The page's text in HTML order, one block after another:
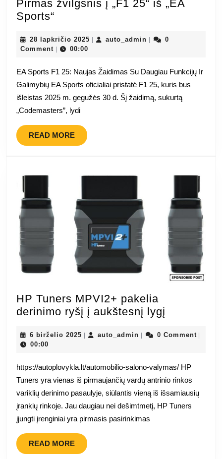
Pirmas žvilgsnis į „F1 25“ iš „EA
Sports“
į
„F1
25“
iš
„EA
Sports“
28 lapkričio 2025 28
auto_admin auto_admin
0
Comment
00:00
EA Sports F1 25: Naujas Žaidimas Su Daugiau Funkcijų Ir
Galimybių EA Sports oficialiai pristatė F1 25, kuris bus
išleistas 2025 m. gegužės 30 d. Šį žaidimą, sukurtą
„Codemasters”, lydi
READ MOREREAD
MORE
HP Tuners MPVI2+ pakelia
derinimo ryšį į aukštesnį lygį
MPVI2+
derinimo
ryšį
į
aukštesnį
6 birželio 2025 6
auto_admin auto_admin
0 Comment
00:00
https://autoplovykla.lt/automobilio-salono-valymas/ HP
Tuners yra vienas iš pirmaujančių vardų antrinio rinkos
variklių derinimo pasaulyje, siūlantis vieną iš išsamiausių
įrankių rinkoje. Jau daugiau nei dešimtmetį, HP Tuners
įjungti įrenginiai yra pirmasis pasirinkimas
READ MOREREAD
MORE